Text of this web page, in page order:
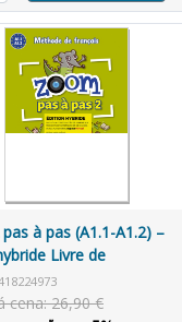
à pas (A1.1-A1.2) –
Livre de
d'exercices +
(12 mois)
cena: 26,90 €